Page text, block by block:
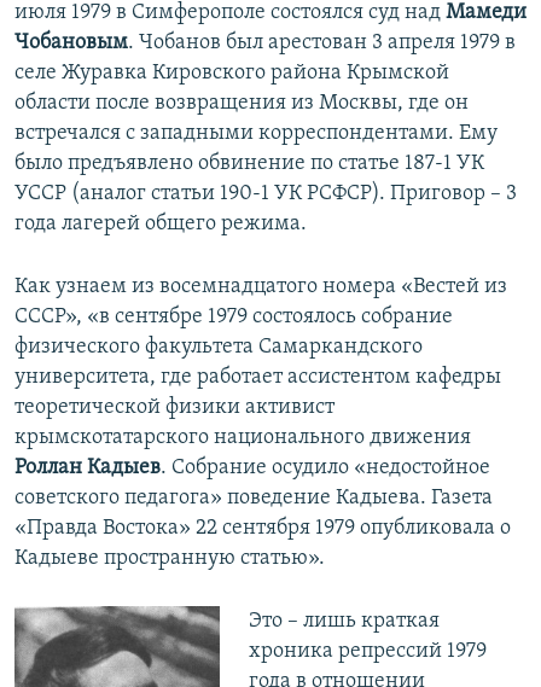
июля 1979 в Симферополе состоялся суд над Мамеди
Чобановым. Чобанов был арестован 3 апреля 1979 в
селе Журавка Кировского района Крымской
области после возвращения из Москвы, где он
встречался с западными корреспондентами. Ему
было предъявлено обвинение по статье 187-1 УК
УССР (аналог статьи 190-1 УК РСФСР). Приговор – 3
года лагерей общего режима.
Как узнаем из восемнадцатого номера «Вестей из
СССР», «в сентябре 1979 состоялось собрание
физического факультета Самаркандского
университета, где работает ассистентом кафедры
теоретической физики активист
крымскотатарского национального движения
Роллан Кадыев. Собрание осудило «недостойное
советского педагога» поведение Кадыева. Газета
«Правда Востока» 22 сентября 1979 опубликовала о
Кадыеве пространную статью».
Это – лишь краткая
хроника репрессий 1979
года в отношении